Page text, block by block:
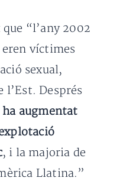
“l’any 2002
eren víctimes
sexual,
l’Est. Després
ha augmentat
, i la majoria de
Llatina.”